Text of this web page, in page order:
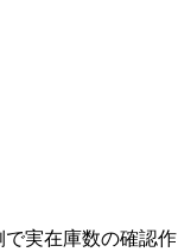
実在庫数の確認作